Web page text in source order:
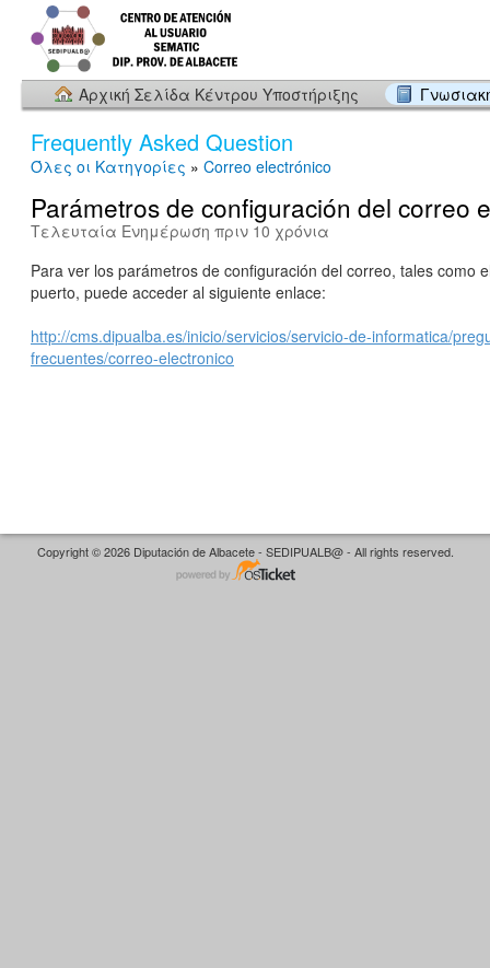
Αρχική Σελίδα Κέντρου Υποστήριξης
Frequently Asked Question
Όλες οι Κατηγορίες » Correo electrónico
Parámetros de configuración del correo
Τελευταία Ενημέρωση πριν 10 χρόνια
Para ver los parámetros de configuración del correo, tales como
puerto, puede acceder al siguiente enlace:
http://cms.dipualba.es/inicio/servicios/servicio-de-informatica/
frecuentes/correo-electronico
Copyright © 2026 Diputación de Albacete - SEDIPUALB@ - All rights reserved.